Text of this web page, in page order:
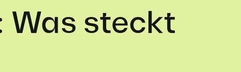
Was steckt